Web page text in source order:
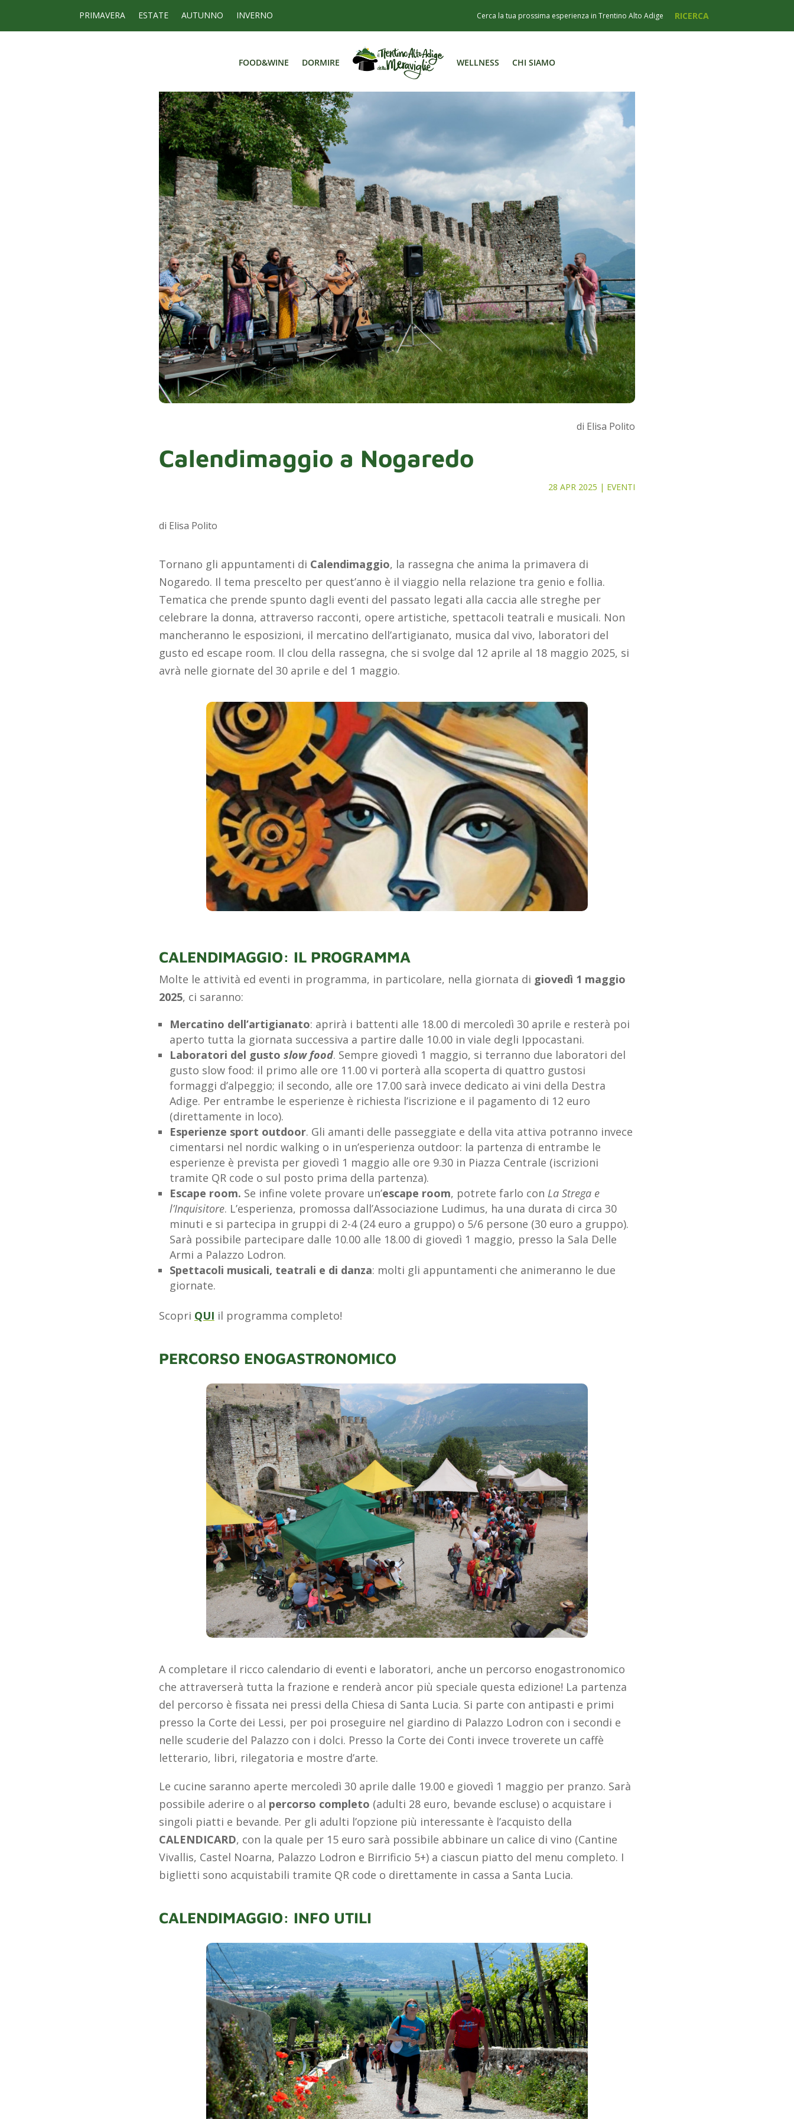
PRIMAVERA ESTATE AUTUNNO INVERNO
FOOD&WINE DORMIRE WELLNESS CHI SIAMO
di Elisa Polito
Calendimaggio a Nogaredo
28 APR 2025 | EVENTI
di Elisa Polito
Tornano gli appuntamenti di Calendimaggio, la rassegna che anima la primavera di
Nogaredo. Il tema prescelto per quest’anno è il viaggio nella relazione tra genio e follia.
Tematica che prende spunto dagli eventi del passato legati alla caccia alle streghe per
celebrare la donna, attraverso racconti, opere artistiche, spettacoli teatrali e musicali. Non
mancheranno le esposizioni, il mercatino dell’artigianato, musica dal vivo, laboratori del
gusto ed escape room. Il clou della rassegna, che si svolge dal 12 aprile al 18 maggio 2025, si
avrà nelle giornate del 30 aprile e del 1 maggio.
CALENDIMAGGIO: IL PROGRAMMA
Molte le attività ed eventi in programma, in particolare, nella giornata di giovedì 1 maggio
2025, ci saranno:
Mercatino dell’artigianato: aprirà i battenti alle 18.00 di mercoledì 30 aprile e resterà poi
aperto tutta la giornata successiva a partire dalle 10.00 in viale degli Ippocastani.
Laboratori del gusto slow food. Sempre giovedì 1 maggio, si terranno due laboratori del
gusto slow food: il primo alle ore 11.00 vi porterà alla scoperta di quattro gustosi
formaggi d’alpeggio; il secondo, alle ore 17.00 sarà invece dedicato ai vini della Destra
Adige. Per entrambe le esperienze è richiesta l’iscrizione e il pagamento di 12 euro
(direttamente in loco).
Esperienze sport outdoor. Gli amanti delle passeggiate e della vita attiva potranno invece
cimentarsi nel nordic walking o in un’esperienza outdoor: la partenza di entrambe le
esperienze è prevista per giovedì 1 maggio alle ore 9.30 in Piazza Centrale (iscrizioni
tramite QR code o sul posto prima della partenza).
Escape room. Se infine volete provare un’escape room, potrete farlo con La Strega e
l’Inquisitore. L’esperienza, promossa dall’Associazione Ludimus, ha una durata di circa 30
minuti e si partecipa in gruppi di 2-4 (24 euro a gruppo) o 5/6 persone (30 euro a gruppo).
Sarà possibile partecipare dalle 10.00 alle 18.00 di giovedì 1 maggio, presso la Sala Delle
Armi a Palazzo Lodron.
Spettacoli musicali, teatrali e di danza: molti gli appuntamenti che animeranno le due
giornate.
Scopri QUI il programma completo!
PERCORSO ENOGASTRONOMICO
A completare il ricco calendario di eventi e laboratori, anche un percorso enogastronomico
che attraverserà tutta la frazione e renderà ancor più speciale questa edizione! La partenza
del percorso è fissata nei pressi della Chiesa di Santa Lucia. Si parte con antipasti e primi
presso la Corte dei Lessi, per poi proseguire nel giardino di Palazzo Lodron con i secondi e
nelle scuderie del Palazzo con i dolci. Presso la Corte dei Conti invece troverete un caffè
letterario, libri, rilegatoria e mostre d’arte.
Le cucine saranno aperte mercoledì 30 aprile dalle 19.00 e giovedì 1 maggio per pranzo. Sarà
possibile aderire o al percorso completo (adulti 28 euro, bevande escluse) o acquistare i
singoli piatti e bevande. Per gli adulti l’opzione più interessante è l’acquisto della
CALENDICARD, con la quale per 15 euro sarà possibile abbinare un calice di vino (Cantine
Vivallis, Castel Noarna, Palazzo Lodron e Birrificio 5+) a ciascun piatto del menu completo. I
biglietti sono acquistabili tramite QR code o direttamente in cassa a Santa Lucia.
CALENDIMAGGIO: INFO UTILI